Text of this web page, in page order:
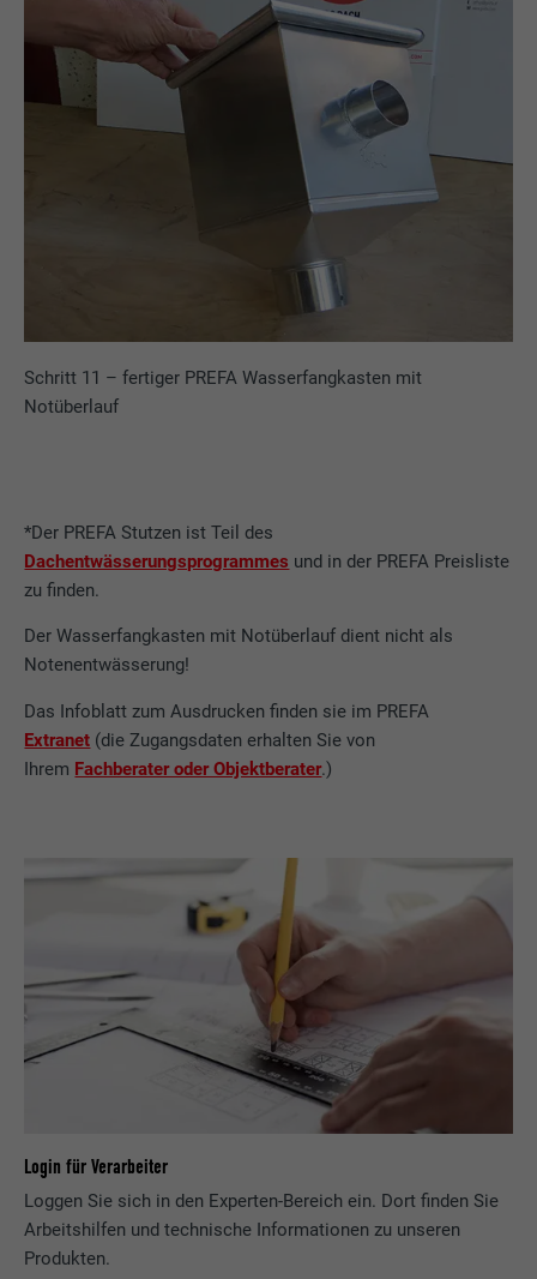
Schritt 11 – fertiger PREFA Wasserfangkasten mit
Notüberlauf
*Der PREFA Stutzen ist Teil des
Dachentwässerungsprogrammes und in der PREFA Preisliste
zu finden.
Der Wasserfangkasten mit Notüberlauf dient nicht als
Notenentwässerung!
Das Infoblatt zum Ausdrucken finden sie im PREFA
Extranet (die Zugangsdaten erhalten Sie von
Ihrem Fachberater oder Objektberater.)
Login für Verarbeiter
Loggen Sie sich in den Experten-Bereich ein. Dort finden Sie
Arbeitshilfen und technische Informationen zu unseren
Produkten.